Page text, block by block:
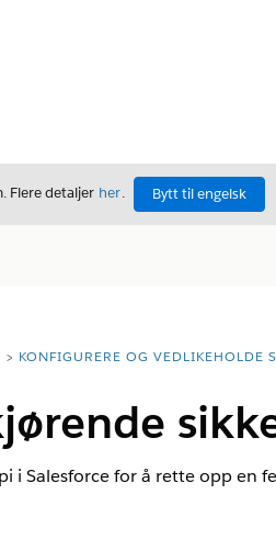
Flere detaljer her. Bytt til engelsk
KONFIGURERE OG VEDLIKEHOLDE
i Salesforce for å rette opp